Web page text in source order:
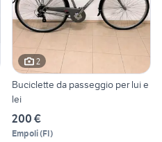
2
Buciclette da passeggio per lui e
lei
200 €
Empoli(FI)